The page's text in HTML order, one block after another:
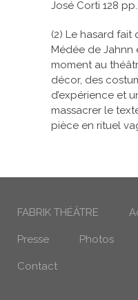
José Corti 128
(2) Le hasard fait
Médée de
moment au
décor, des
d’expérience et
massacrer le
pièce en rituel
FABRIK THÉÂTRE
Presse Photos
Contact